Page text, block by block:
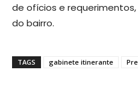
de ofícios e
do bairro.
TAGS gabinete itinerante